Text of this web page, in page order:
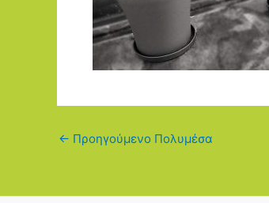
← Προηγούμενο Πολυμέσα